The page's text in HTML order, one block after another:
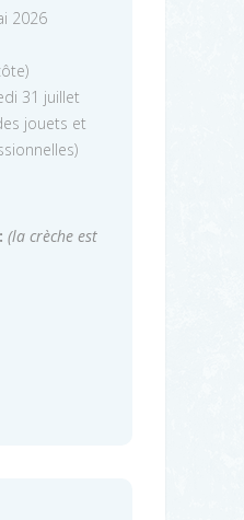
2026
31 juillet
jouets et
(la crèche est